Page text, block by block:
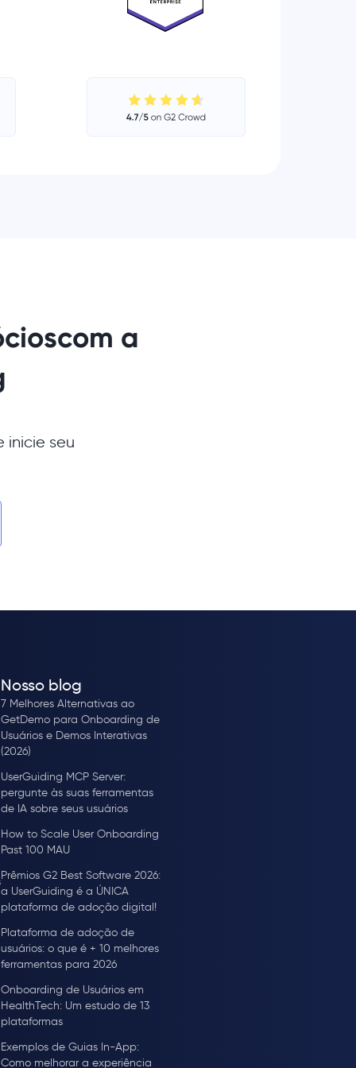
com a
inicie seu
Nosso blog
7 Melhores Alternativas ao
GetDemo para Onboarding de
Usuários e Demos Interativas
(2026)
UserGuiding MCP Server:
pergunte às suas ferramentas
de IA sobre seus usuários
How to Scale User Onboarding
Past 100 MAU
Prêmios G2 Best Software 2026:
a UserGuiding é a ÚNICA
plataforma de adoção digital!
Plataforma de adoção de
usuários: o que é + 10 melhores
ferramentas para 2026
Onboarding de Usuários em
HealthTech: Um estudo de 13
plataformas
Exemplos de Guias In-App:
Como melhorar a experiência